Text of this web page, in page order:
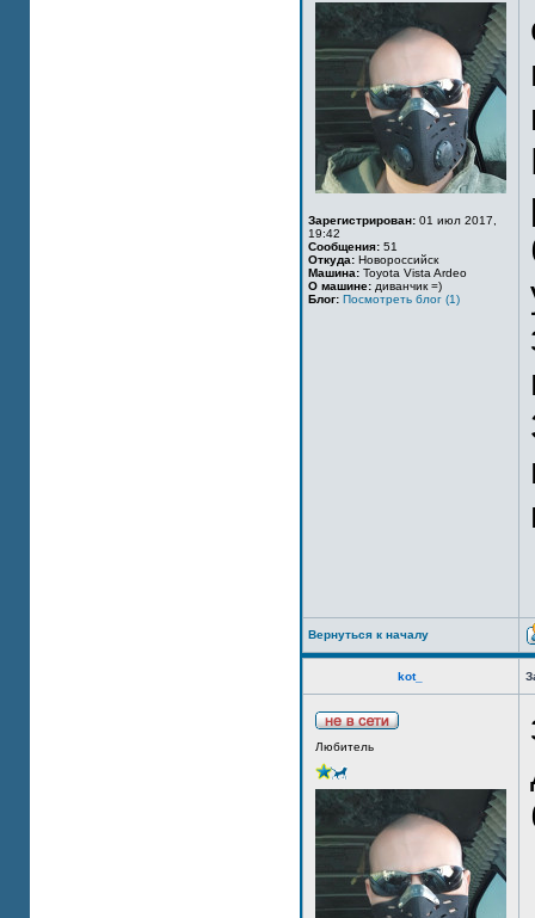
Зарегистрирован: 01 июл 2017,
19:42
Сообщения: 51
Откуда: Новороссийск
Машина: Toyota Vista Ardeo
О машине: диванчик =)
Блог: Посмотреть блог (1)
Вернуться к началу
kot_
Любитель